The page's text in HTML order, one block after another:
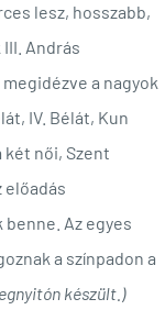
lesz, hosszabb,
András
a nagyok
IV. Bélát, Kun
két női, Szent
előadás
Az egyes
a színpadon a
készült.)